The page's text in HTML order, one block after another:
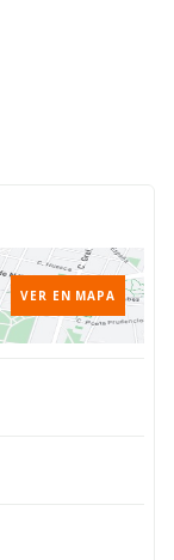
VER EN MAPA